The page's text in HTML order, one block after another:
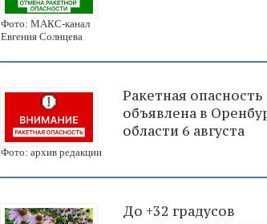
Фото: МАКС-канал
Евгения Солнцева
Фото: архив редакции
Ракетная опасность
объявлена в
области 6 августа
До +32 градусов